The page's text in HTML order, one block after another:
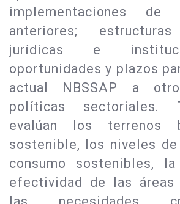
implementaciones de
anteriores; estructuras
jurídicas e
oportunidades y plazos
actual NBSSAP a
políticas sectoriales.
evalúan los terrenos
sostenible, los niveles
consumo sostenibles,
efectividad de las áreas